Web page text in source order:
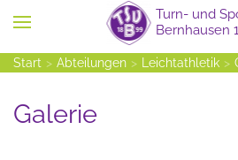
Zum Hauptinhalt springen
Start Abteilungen Leichtathletik
Galerie